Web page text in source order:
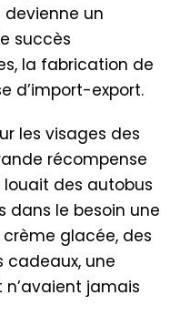
devienne un
succès
la fabrication de
d’import-export.
les visages des
récompense
louait des autobus
dans le besoin une
crème glacée, des
cadeaux, une
jamais